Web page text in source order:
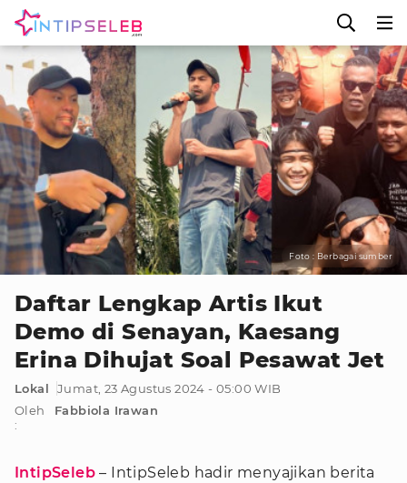
Foto : Berbagai sumber
Daftar Lengkap Artis Ikut
Demo di Senayan, Kaesang
Erina Dihujat Soal Pesawat Jet
Lokal
Jumat, 23 Agustus 2024 - 05:00 WIB
Oleh
:
Fabbiola Irawan
IntipSeleb – IntipSeleb hadir menyajikan berita